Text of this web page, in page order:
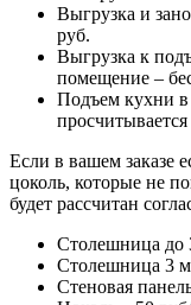
Выгрузка и
руб.
Выгрузка к
помещение –
Подъем кухни в
Если в вашем заказе
цоколь, которые не
будет рассчитан
Столешница до
Столешница 3
Стеновая